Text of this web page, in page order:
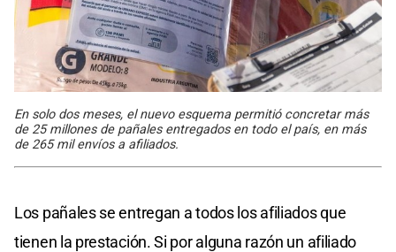
En solo dos meses, el nuevo esquema permitió concretar más
de 25 millones de pañales entregados en todo el país, en más
de 265 mil envíos a afiliados.
Los pañales se entregan a todos los afiliados que
tienen la prestación. Si por alguna razón un afiliado